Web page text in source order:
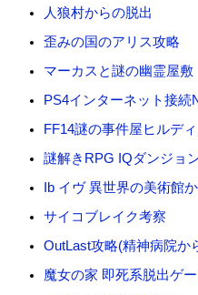
人狼村からの脱出
歪みの国のアリス攻略
マーカスと謎の幽霊屋敷
PS4インターネット接続
FF14謎の事件屋ヒルデ
謎解きRPG IQダンジョ
Ib イヴ 異世界の美術館
サイコブレイク考察
OutLast攻略(精神病院か
魔女の家 即死系脱出ゲー